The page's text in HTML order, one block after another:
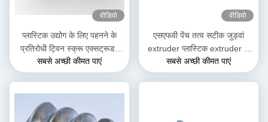
वीडियो
प्लास्टिक उद्योग के लिए पहनने के
प्रतिरोधी ट्विन स्क्रू एक्सट्रूडर
SK स्क्रू तत्व
सबसे अच्छी कीमत पाएं
वीडियो
एसएफवी पेंच तत्व सटीक जुड़वां
extruder प्लास्टिक extruder के
लिए पेंच तत्व
सबसे अच्छी कीमत पाएं